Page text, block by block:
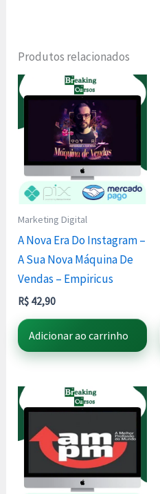
Produtos relacionados
Marketing Digital
A Nova Era Do Instagram –
A Sua Nova Máquina De
Vendas – Empiricus
R$ 42,90
Adicionar ao carrinho